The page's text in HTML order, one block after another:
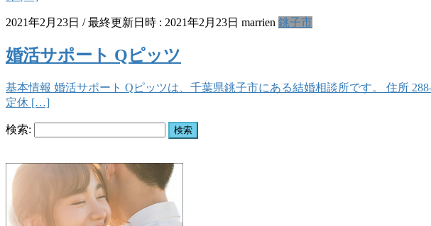
2021年2月23日 / 最終更新日時 : 2021年2月23日 marrien 銚子市
婚活サポート Qピッツ
基本情報 婚活サポート Qピッツは、千葉県銚子市にある結婚相談所です。 住所
定休 […]
検索: